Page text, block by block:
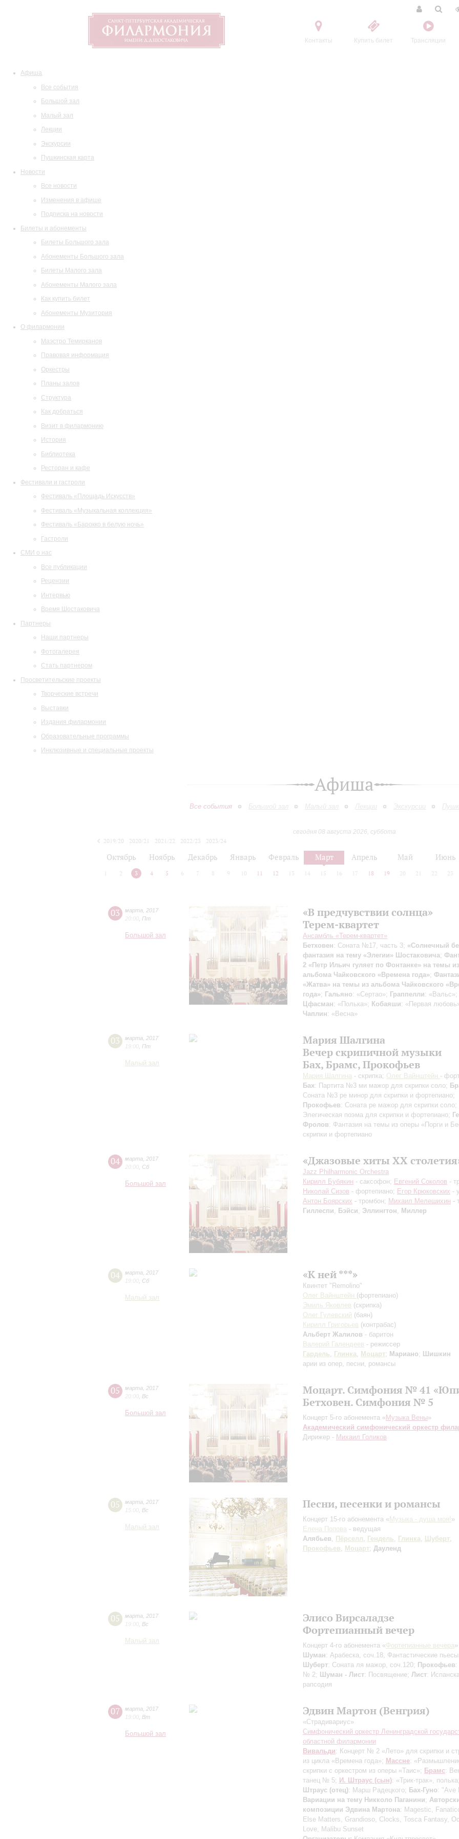
Контакты Купить билет Трансляции
Афиша
Все события
Большой зал
Малый зал
Лекции
Экскурсии
Пушкинская карта
Новости
Все новости
Изменения в афише
Подписка на новости
Билеты и абонементы
Билеты Большого зала
Абонементы Большого зала
Билеты Малого зала
Абонементы Малого зала
Как купить билет
Абонементы Музитория
О филармонии
Маэстро Темирканов
Правовая информация
Оркестры
Планы залов
Структура
Как добраться
Визит в филармонию
История
Библиотека
Ресторан и кафе
Фестивали и гастроли
Фестиваль «Площадь Искусств»
Фестиваль «Музыкальная коллекция»
Фестиваль «Барокко в белую ночь»
Гастроли
СМИ о нас
Все публикации
Рецензии
Интервью
Время Шостаковича
Партнеры
Наши партнеры
Фотогалерея
Стать партнером
Просветительские проекты
Творческие встречи
Выставки
Издания филармонии
Образовательные программы
Инклюзивные и специальные проекты
Афиша
Все события Большой зал Малый зал Лекции Экскурсии
сегодня 08 августа 2026, суббота
2019/20
2020/21 2021/22 2022/23
2023/24
Октябрь Ноябрь Декабрь Январь Февраль Март Апрель Май Июнь
2 3 4 5 6 7 8 9 10 11 12 13 14 15 16 17 18 19 20 21 22 23
03 марта
2017
20:00 Пт
Большой зал
«В предчувствии солнца»
Терем-квартет
Ансамбль «Терем-квартет»
Бетховен: Соната №17, часть 3; «Солнечный
фантазия на тему «Элегии» Шостаковича;
2 «Петр Ильич гуляет по Фонтанке» на темы из
альбома Чайковского «Времена года»;
«Жатва» на темы из альбома Чайковского
года»; Гальяно: «Сертао»; Граппелли: «Вальс»;
Цфасман: «Полька»; Кобаяши: «Первая
Чаплин: «Весна»
03 марта
2017
19:00 Пт
Малый зал
Мария Шалгина
Вечер скрипичной музыки
Бах, Брамс, Прокофьев
Мария Шалгина - скрипка; Олег Вайнштейн -
Бах: Партита №3 ми мажор для скрипки соло;
Соната №3 ре минор для скрипки и фортепиано;
Прокофьев: Соната ре мажор для скрипки соло;
Элегическая поэма для скрипки и фортепиано;
Фролов: Фантазия на темы из оперы «Порги и
скрипки и фортепиано
04 марта
2017
20:00 Сб
Большой зал
«Джазовые хиты XX
Jazz Philharmonic Orchestra
Кирилл Бубякин - саксофон; Евгений Соколов -
Николай Сизов - фортепиано; Егор Крюковских -
Антон Боярских - тромбон; Михаил Мелешихин -
Гиллеспи, Бэйси, Эллингтон, Миллер
04 марта
2017
19:00 Сб
Малый зал
«К ней ***»
Квинтет "Remolino"
Олег Вайнштейн (фортепиано)
Эмиль Яковлев (скрипка)
Олег Гулевский (баян)
Кирилл Григорьев (контрабас)
Альберт Жалилов - баритон
Валерий Галендеев - режиссер
Гардель, Глинка, Моцарт; Мариано; Шишкин
арии из опер, песни, романсы
05 марта
2017
20:00 Вс
Большой зал
Моцарт. Симфония № 41
Бетховен. Симфония № 5
Концерт 5-го абонемента « Музыка Вены»
Академический симфонический оркестр
Дирижер - Михаил Голиков
05 марта
2017
15:00 Вс
Малый зал
Песни, песенки и романсы
Концерт 15-го абонемента « Музыка - душа моя! »
Елена Попова - ведущая
Алябьев, Пёрселл, Гендель, Глинка, Шуберт,
Прокофьев, Моцарт; Дауленд
05 марта
2017
19:00 Вс
Малый зал
Элисо Вирсаладзе
Фортепианный вечер
Концерт 4-го абонемента «Фортепианные вечера»
Шуман: Арабеска, соч.18, Фантастические
Шуберт: Соната ля мажор, соч.120; Прокофьев:
№ 2; Шуман - Лист: Посвящение; Лист:
рапсодия
07 марта
2017
19:00 Вт
Большой зал
Эдвин Мартон (Венгрия)
«Страдивариус»
Симфонический оркестр Ленинградской
областной филармонии
Вивальди: Концерт № 2 «Лето» для скрипки и
из цикла «Времена года»; Массне:
скрипки с оркестром из оперы «Таис»; Брамс:
танец № 5; И. Штраус (сын): «Трик-трак», полька;
Штраус (отец): Марш Радецкого; Бах-Гуно: "Ave
Вариации на тему Никколо Паганини;
композиции Эдвина Мартона: Magestic,
Else Matters, Grandioso, Clocks, Tosca Fantasy,
Love, Malibu Sunset